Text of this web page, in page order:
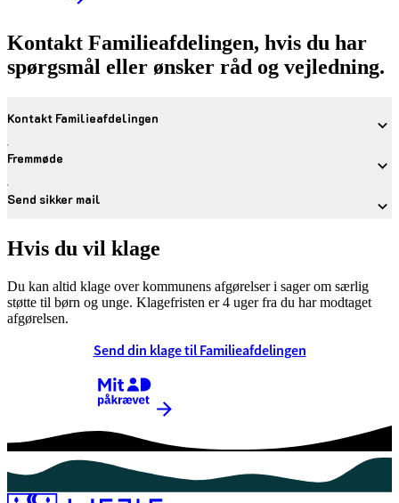
Kontakt Familieafdelingen, hvis du har
spørgsmål eller ønsker råd og vejledning.
Kontakt Familieafdelingen
Fremmøde
Send sikker mail
Hvis du vil klage
Du kan altid klage over kommunens afgørelser i sager om særlig
støtte til børn og unge. Klagefristen er 4 uger fra du har modtaget
afgørelsen.
Send din klage til Familieafdelingen
Kræver MitID